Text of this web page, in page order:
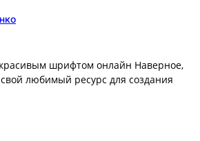
шрифтом онлайн Наверное,
любимый ресурс для создания